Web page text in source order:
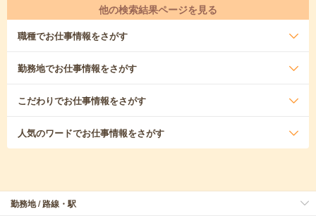
他の検索結果ページを見る
職種でお仕事情報をさがす
勤務地でお仕事情報をさがす
こだわりでお仕事情報をさがす
人気のワードでお仕事情報をさがす
勤務地 / 路線・駅